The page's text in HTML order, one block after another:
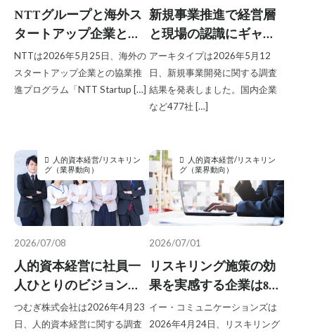
NTTグループと海外ス
タートアップ企業との
協業を促す推進プログ
ラム、海外1200社が応
募するピッチコンテス
NTTは2026年5月25日、海外の
スタートアップ企業との協業推
進プログラム「NTT Startup […]
新規事業推進で経営層
と現場の認識にギャッ
プ、経営層がAI戦略を
整備する前に現場が独
自にAIを活用する割合
は33％／アーキタイプ
アーキタイプは2026年5月12
日、新規事業開発に関する調査
結果を発表しました。国内企業
など477社 […]
人的資本経営/リスキリン
グ（業界動向）
2026/07/08
人的資本経営に社員一
人ひとりのビジョンが
重要と考える企業は8
割、一方で社員のビジ
つむぎ株式会社は2026年4月23
日、人的資本経営に関する調査
人的資本経営/リスキリン
グ（業界動向）
2026/07/01
リスキリング施策の効
果を実感する企業は8割
強、学習意欲の継続と
成果の可視化が施策定
イー・コミュニケーションズは
2026年4月24日、リスキリング
研究シーズ×経営のプロ
組織人事
調査結果
検索